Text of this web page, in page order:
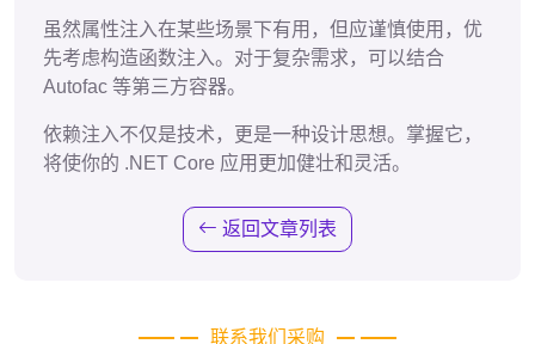
虽然属性注入在某些场景下有用，但应谨慎使用，优
先考虑构造函数注入。对于复杂需求，可以结合
Autofac 等第三方容器。
依赖注入不仅是技术，更是一种设计思想。掌握它，
将使你的 .NET Core 应用更加健壮和灵活。
返回文章列表
联系我们采购